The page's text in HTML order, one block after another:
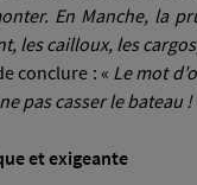
En Manche, la
les cailloux, les
conclure : « Le mot
pas casser le bateau !
et exigeante